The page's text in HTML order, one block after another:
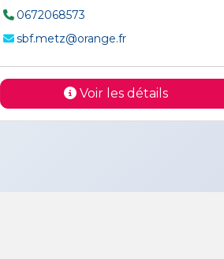
0672068573
sbf.metz@orange.fr
Voir les détails